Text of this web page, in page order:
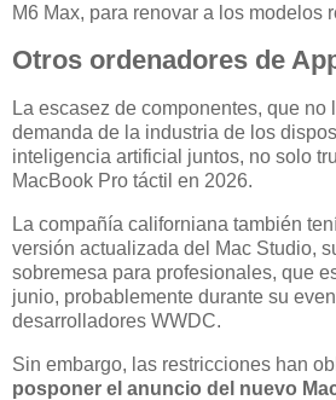
M6 Max, para renovar a los modelos
Otros ordenadores de
La escasez de componentes, que no
demanda de la industria de los
inteligencia artificial juntos, no solo
MacBook Pro táctil en 2026.
La compañía californiana también
versión actualizada del Mac Studio,
sobremesa para profesionales, que
junio, probablemente durante su
desarrolladores WWDC.
Sin embargo, las restricciones han
posponer el anuncio del nuevo